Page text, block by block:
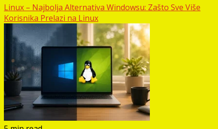
Linux – Najbolja Alternativa Windowsu: Zašto Sve Više
Korisnika Prelazi na Linux